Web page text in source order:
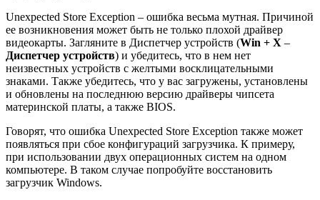
Unexpected Store Exception – ошибка весьма мутная. Причиной
ее возникновения может быть не только плохой драйвер
видеокарты. Загляните в Диспетчер устройств (Win + X –
Диспетчер устройств) и убедитесь, что в нем нет
неизвестных устройств с желтыми восклицательными
знаками. Также убедитесь, что у вас загружены, установлены
и обновлены на последнюю версию драйверы чипсета
материнской платы, а также BIOS.
Говорят, что ошибка Unexpected Store Exception также может
появляться при сбое конфигураций загрузчика. К примеру,
при использовании двух операционных систем на одном
компьютере. В таком случае попробуйте восстановить
загрузчик Windows.